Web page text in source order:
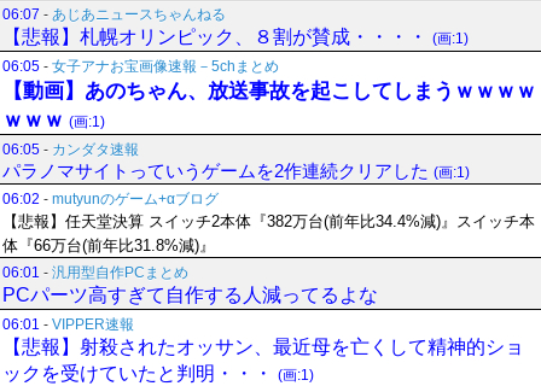
06:07 - あじあニュースちゃんねる
【悲報】札幌オリンピック、８割が賛成・・・・
(画:1)
06:05 - 女子アナお宝画像速報－5chまとめ
【動画】あのちゃん、放送事故を起こしてしまうｗｗｗｗ
ｗｗｗ (画:1)
06:05 - カンダタ速報
パラノマサイトっていうゲームを2作連続クリアした (画:1)
06:02 - mutyunのゲーム+αブログ
【悲報】任天堂決算 スイッチ2本体『382万台(前年比34.4%減)』スイッチ本
体『66万台(前年比31.8%減)』
06:01 - 汎用型自作PCまとめ
PCパーツ高すぎて自作する人減ってるよな
06:01 - VIPPER速報
【悲報】射殺されたオッサン、最近母を亡くして精神的ショ
ックを受けていたと判明・・・
(画:1)